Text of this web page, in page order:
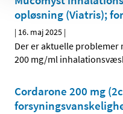
opløsning (Viatris);
| 16. maj 2025 |
Der er aktuelle problemer
200 mg/ml
Cordarone 200 mg